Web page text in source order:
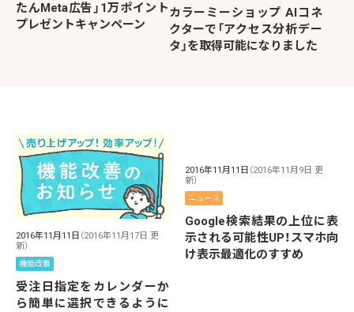
たんMeta広告」1万ポイント
プレゼントキャンペーン
カラーミーショップ AIコネ
クターで「アクセス分析デー
タ」を取得可能になりました
2016年11月11日 （2016年11月17日 更
新）
機能改善
受注日指定をカレンダーか
ら簡単に選択できるように
2016年11月11日 （2016年11月9日 更
新）
ニュース
Google検索結果の上位に表
示される可能性UP！スマホ向
け表示最適化のすすめ